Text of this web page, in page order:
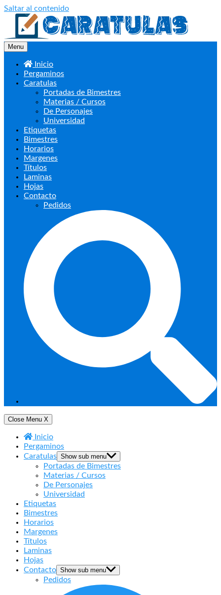
Saltar al contenido
Menu
Inicio
Pergaminos
Caratulas
Portadas de Bimestres
Materias / Cursos
De Personajes
Universidad
Etiquetas
Bimestres
Horarios
Margenes
Títulos
Laminas
Hojas
Contacto
Pedidos
Close Menu X
Inicio
Pergaminos
Caratulas Show sub menu
Portadas de Bimestres
Materias / Cursos
De Personajes
Universidad
Etiquetas
Bimestres
Horarios
Margenes
Títulos
Laminas
Hojas
Contacto Show sub menu
Pedidos